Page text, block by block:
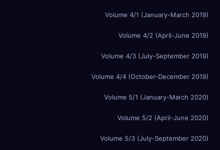
Volume 4/1 (January-March 2019)
Volume 4/2 (April-June 2019)
Volume 4/3 (July-September 2019)
Volume 4/4 (October-December 2019)
Volume 5/1 (January-March 2020)
Volume 5/2 (April-June 2020)
Volume 5/3 (July-September 2020)